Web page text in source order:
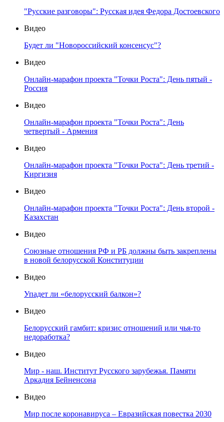
"Русские разговоры": Русская идея Федора Достоевского
Видео
Будет ли "Новороссийский консенсус"?
Видео
Онлайн-марафон проекта "Точки Роста": День пятый -
Россия
Видео
Онлайн-марафон проекта "Точки Роста": День
четвертый - Армения
Видео
Онлайн-марафон проекта "Точки Роста": День третий -
Киргизия
Видео
Онлайн-марафон проекта "Точки Роста": День второй -
Казахстан
Видео
Союзные отношения РФ и РБ должны быть закреплены
в новой белорусской Конституции
Видео
Упадет ли «белорусский балкон»?
Видео
Белорусский гамбит: кризис отношений или чья-то
недоработка?
Видео
Мир - наш. Институт Русского зарубежья. Памяти
Аркадия Бейненсона
Видео
Мир после коронавируса – Евразийская повестка 2030